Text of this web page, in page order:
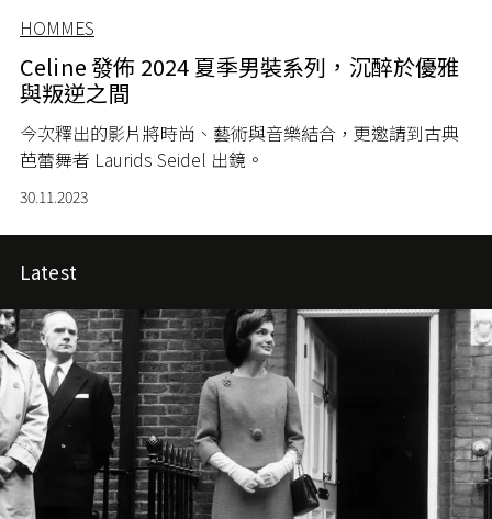
HOMMES
Celine 發佈 2024 夏季男裝系列，沉醉於優雅
與叛逆之間
今次釋出的影片將時尚、藝術與音樂結合，更邀請到古典
芭蕾舞者 Laurids Seidel 出鏡。
30.11.2023
Latest